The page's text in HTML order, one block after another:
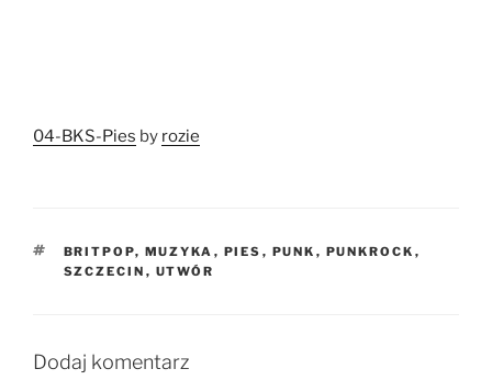
04-BKS-Pies by rozie
TAGI
BRITPOP, MUZYKA , PIES , PUNK , PUNKROCK ,
SZCZECIN , UTWÓR
Dodaj komentarz